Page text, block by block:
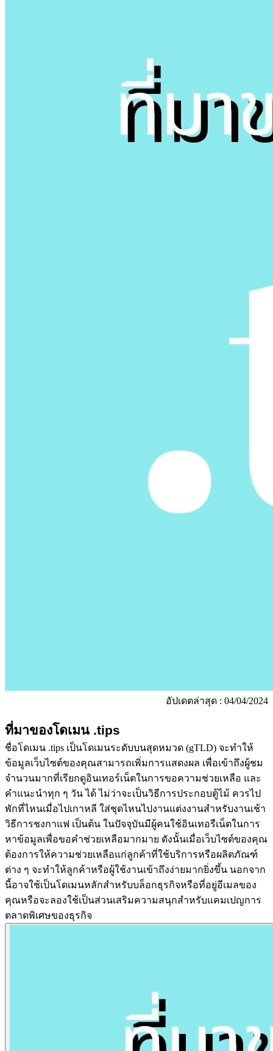
อัปเดตล่าสุด : 04/04/2024
ที่มาของโดเมน .tips
ชื่อโดเมน .tips เป็นโดเมนระดับบนสุดหมวด (gTLD) จะทำให้
ข้อมูลเว็บไซต์ของคุณสามารถเพิ่มการแสดงผล เพื่อเข้าถึงผู้ชม
จำนวนมากที่เรียกดูอินเทอร์เน็ตในการขอความช่วยเหลือ และ
คำแนะนำทุก ๆ วัน ได้ ไม่ว่าจะเป็นวิธีการประกอบตู้ไม้ ควรไป
พักที่ไหนเมื่อไปเกาหลี ใส่ชุดไหนไปงานแต่งงานสำหรับงานเช้า
วิธีการชงกาแฟ เป็นต้น ในปัจจุบันมีผู้คนใช้อินเทอรืเน็ตในการ
หาข้อมูลเพื่อขอคำช่วยเหลือมากมาย ดังนั้นเมื่อเว็บไซต์ของคุณ
ต้องการให้ความช่วยเหลือแก่ลูกค้าที่ใช้บริการหรือผลิตภัณฑ์
ต่าง ๆ จะทำให้ลูกค้าหรือผู้ใช้งานเข้าถึงง่ายมากยิ่งขึ้น นอกจาก
นี้อาจใช้เป็นโดเมนหลักสำหรับบล็อกธุรกิจหรือที่อยู่อีเมลของ
คุณหรือจะลองใช้เป็นส่วนเสริมความสนุกสำหรับแคมเปญการ
ตลาดพิเศษของธุรกิจ